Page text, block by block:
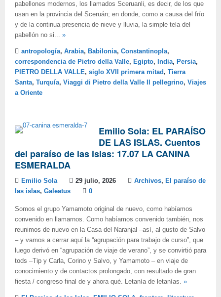
pabellones modernos, los llamados Sceruanli, es decir, de los que
usan en la provincia del Sceruán; en donde, como a causa del frío
y de la continua presencia de nieve y lluvia, la simple tela del
pabellón no si... »
antropología, Arabia, Babilonia, Constantinopla,
correspondencia de Pietro della Valle, Egipto, India, Persia,
PIETRO DELLA VALLE, siglo XVII primera mitad , Tierra
Santa, Turquía, Viaggi di Pietro della Valle Il pellegrino, Viajes
a Oriente
Emilio Sola: EL PARAÍSO
DE LAS ISLAS. Cuentos
del paraíso de las islas: 17.07 LA CANINA
ESMERALDA
Emilio Sola 29 julio, 2026 Archivos, El paraíso de
las islas, Galeatus 0
Somos el grupo Yamamoto original de nuevo, como habíamos
convenido en llamarnos. Como habíamos convenido también, nos
reunimos de nuevo en la Casa del Naranjal –así, al gusto de Salvo
– y vamos a cerrar aquí la “agrupación para trabajo de curso”, que
luego derivó en “agrupación de viaje de verano”, y se convirtió para
tods –Tip y Carla, Corino y Salvo, y Yamamoto – en viaje de
conocimiento y de contactos prolongado, con resultado de gran
fiesta / congreso final de y ahora qué. Letanía de letanías. »